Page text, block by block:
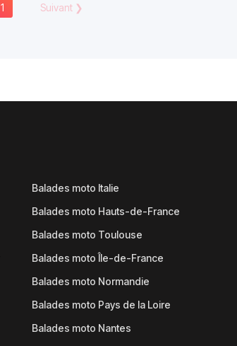
1 Suivant❯
Balades moto Italie
Balades moto Hauts-de-France
Balades moto Toulouse
Balades moto Île-de-France
Balades moto Normandie
Balades moto Pays de la Loire
Balades moto Nantes